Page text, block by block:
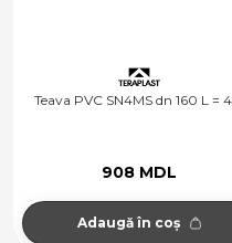
Teava PVC SN4MS dn 160 L = 4M
908 MDL
Adaugă în coș